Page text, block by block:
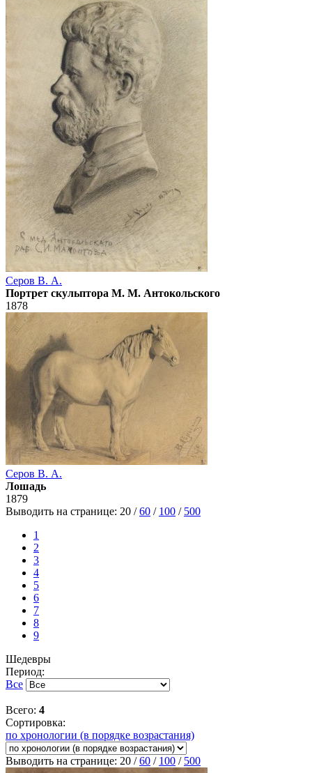
Серов В. А.
Портрет скульптора М. М. Антокольского
1878
Серов В. А.
Лошадь
1879
Выводить на странице: 20 /60 / 100 / 500
1
2
3
4
5
6
7
8
9
Шедевры
Период:
Все
Всего: 4
Сортировка:
по хронологии (в порядке возрастания)
Выводить на странице: 20 /60 / 100 / 500